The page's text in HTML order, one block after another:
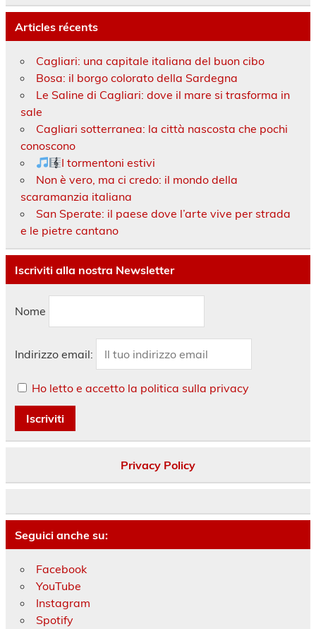
Articles récents
Cagliari: una capitale italiana del buon cibo
Bosa: il borgo colorato della Sardegna
Le Saline di Cagliari: dove il mare si trasforma in
sale
Cagliari sotterranea: la città nascosta che pochi
conoscono
I tormentoni estivi
Non è vero, ma ci credo: il mondo della
scaramanzia italiana
San Sperate: il paese dove l’arte vive per strada
e le pietre cantano
Iscriviti alla nostra Newsletter
Nome
Indirizzo email:
Ho letto e accetto la politica sulla privacy
Privacy Policy
Seguici anche su:
Facebook
YouTube
Instagram
Spotify